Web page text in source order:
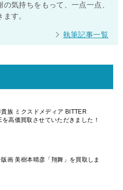
気持ちをもって、一点一点、
す。
執筆記事一覧
貴族 ミクスドメディア BITTER
を高価買取させていただきました！
画 美樹本晴彦「翔舞」を買取しま